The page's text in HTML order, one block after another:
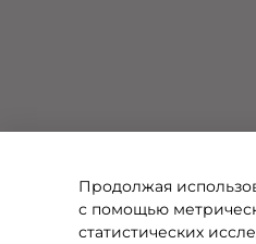
Продолжая
с помощью
статистических